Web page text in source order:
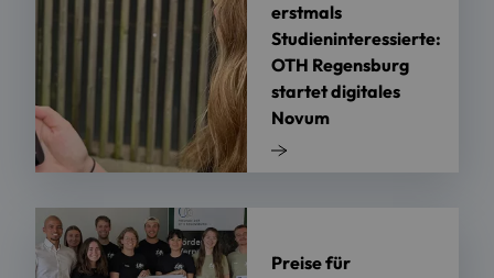
erstmals
Studieninteressierte:
OTH Regensburg
startet digitales
Novum
Preise für